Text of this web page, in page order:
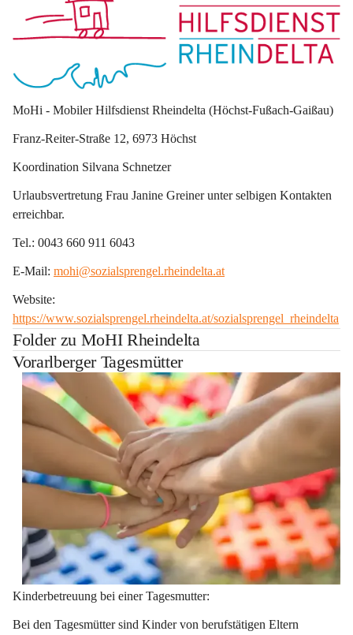
MoHi - Mobiler Hilfsdienst Rheindelta (Höchst-Fußach-Gaißau)
Franz-Reiter-Straße 12, 6973 Höchst
Koordination Silvana Schnetzer
Urlaubsvertretung Frau Janine Greiner unter selbigen Kontakten
erreichbar.
Tel.: 0043 660 911 6043
E-Mail: mohi@sozialsprengel.rheindelta.at
Website:
https://www.sozialsprengel.rheindelta.at/sozialsprengel_rheindelta
Folder zu MoHI Rheindelta
Vorarlberger Tagesmütter
Kinderbetreuung bei einer Tagesmutter:
Bei den Tagesmütter sind Kinder von berufstätigen Eltern